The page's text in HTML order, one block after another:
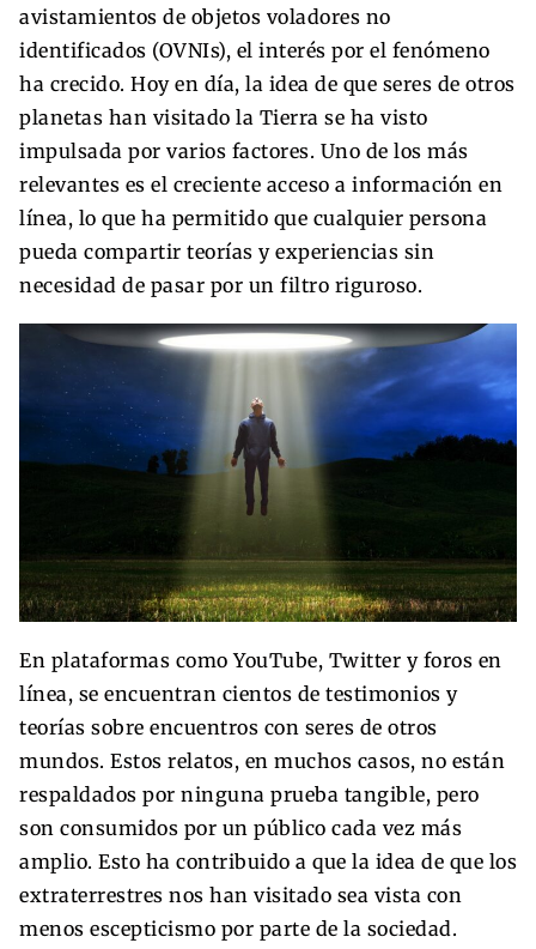
avistamientos de objetos voladores no
identificados (OVNIs), el interés por el fenómeno
ha crecido. Hoy en día, la idea de que seres de otros
planetas han visitado la Tierra se ha visto
impulsada por varios factores. Uno de los más
relevantes es el creciente acceso a información en
línea, lo que ha permitido que cualquier persona
pueda compartir teorías y experiencias sin
necesidad de pasar por un filtro riguroso.
En plataformas como YouTube, Twitter y foros en
línea, se encuentran cientos de testimonios y
teorías sobre encuentros con seres de otros
mundos. Estos relatos, en muchos casos, no están
respaldados por ninguna prueba tangible, pero
son consumidos por un público cada vez más
amplio. Esto ha contribuido a que la idea de que los
extraterrestres nos han visitado sea vista con
menos escepticismo por parte de la sociedad.